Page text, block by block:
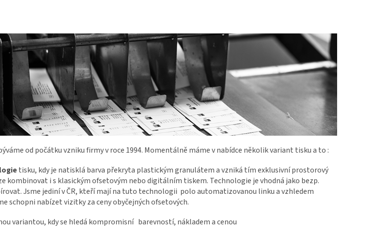
od počátku vzniku firmy v roce 1994. Momentálně máme v nabídce několik variant tisku a to :
tisku, kdy je natisklá barva překryta plastickým granulátem a vzniká tím exklusivní prostorový
kombinovat i s klasickým ofsetovým nebo digitálním tiskem. Technologie je vhodná jako bezp.
Jsme jediní v ČR, kteří mají na tuto technologii polo automatizovanou linku a vzhledem
schopni nabízet vizitky za ceny obyčejných ofsetových.
variantou, kdy se hledá kompromisní barevností, nákladem a cenou